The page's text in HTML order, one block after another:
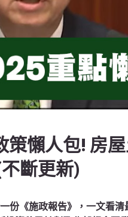
策懶人包! 房
斷更新)
份《施政報告》，一文看